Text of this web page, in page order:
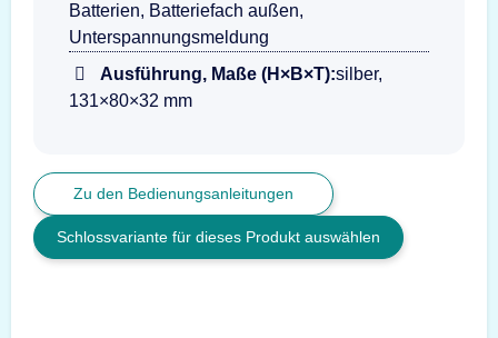
Batterien, Batteriefach außen,
Unterspannungsmeldung
Ausführung, Maße (H×B×T):silber,
131×80×32 mm
Zu den Bedienungsanleitungen
Schlossvariante für dieses Produkt auswählen